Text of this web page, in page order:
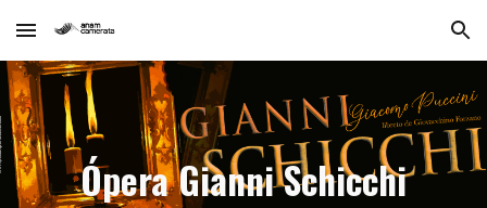
Skip to main content Skip to navigation
Ópera Gianni Schicchi